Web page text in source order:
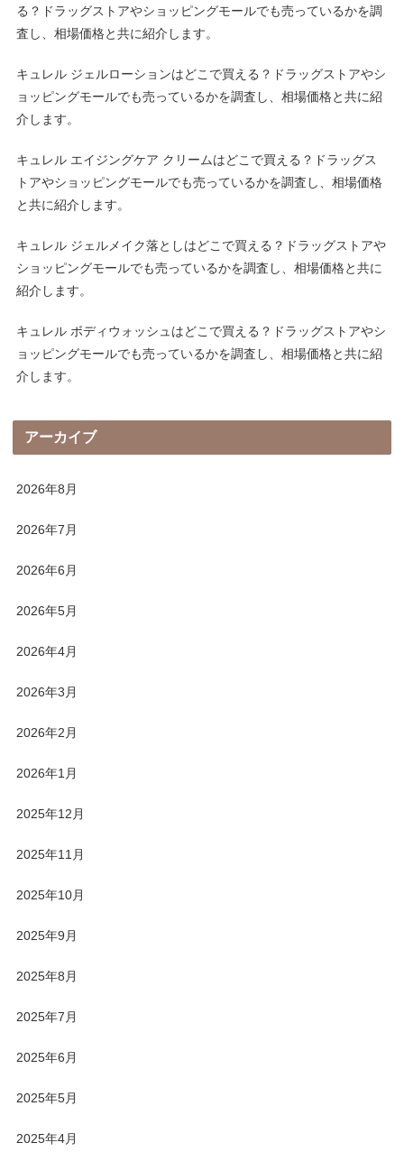
る？ドラッグストアやショッピングモールでも売っているかを調
査し、相場価格と共に紹介します。
キュレル ジェルローションはどこで買える？ドラッグストアやシ
ョッピングモールでも売っているかを調査し、相場価格と共に紹
介します。
キュレル エイジングケア クリームはどこで買える？ドラッグス
トアやショッピングモールでも売っているかを調査し、相場価格
と共に紹介します。
キュレル ジェルメイク落としはどこで買える？ドラッグストアや
ショッピングモールでも売っているかを調査し、相場価格と共に
紹介します。
キュレル ボディウォッシュはどこで買える？ドラッグストアやシ
ョッピングモールでも売っているかを調査し、相場価格と共に紹
介します。
アーカイブ
2026年8月
2026年7月
2026年6月
2026年5月
2026年4月
2026年3月
2026年2月
2026年1月
2025年12月
2025年11月
2025年10月
2025年9月
2025年8月
2025年7月
2025年6月
2025年5月
2025年4月